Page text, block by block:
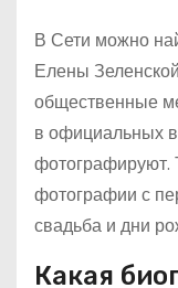
В Сети можно
Елены
общественные
в официальных
фотографируют.
фотографии с
свадьба и дни
Какая